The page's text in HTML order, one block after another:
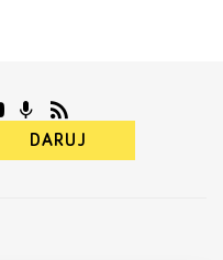
DARUJ